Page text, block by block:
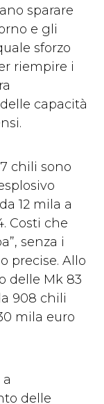
sparare
e gli
sforzo
riempire i
capacità
chili sono
12 mila a
Costi che
senza i
precise. Allo
delle Mk 83
908 chili
mila euro
delle